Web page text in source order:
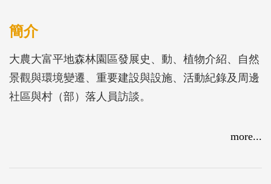
簡介
大農大富平地森林園區發展史、動、植物介紹、自然
景觀與環境變遷、重要建設與設施、活動紀錄及周邊
社區與村（部）落人員訪談。
more...